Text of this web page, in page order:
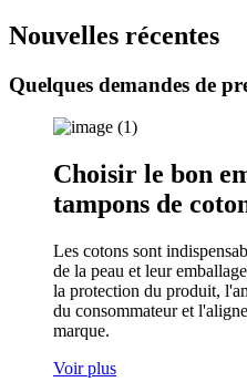
Nouvelles récentes
Quelques demandes de
Choisir le bon
tampons de
Les cotons sont
de la peau et leur
la protection du produit,
du consommateur et
marque.
Voir plus